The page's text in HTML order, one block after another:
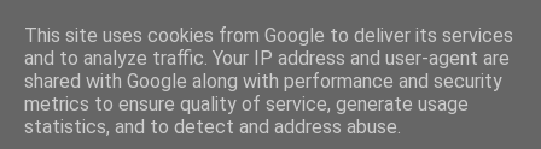
Pagina de pornire
This site uses cookies from Google to deliver its services
and to analyze traffic. Your IP address and user-agent are
shared with Google along with performance and security
metrics to ensure quality of service, generate usage
statistics, and to detect and address abuse.